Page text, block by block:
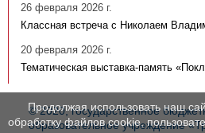
26 февраля 2026 г.
Классная встреча с Николаем
20 февраля 2026 г.
Тематическая выставка-память
© 2020, государственное
образовательное учреждение
Продолжая использовать наш
обработку файлов cookie,